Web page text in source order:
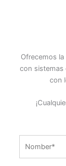
Ofrecemos
con sistemas
con